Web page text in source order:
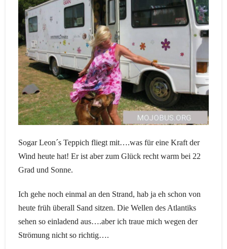
Sogar Leon´s Teppich fliegt mit….was für eine Kraft der
Wind heute hat! Er ist aber zum Glück recht warm bei 22
Grad und Sonne.
Ich gehe noch einmal an den Strand, hab ja eh schon von
heute früh überall Sand sitzen. Die Wellen des Atlantiks
sehen so einladend aus….aber ich traue mich wegen der
Strömung nicht so richtig….